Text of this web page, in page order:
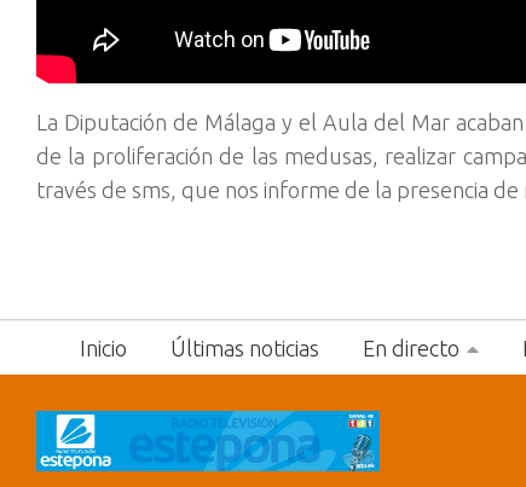
La Diputación de Málaga y el Aula del Mar
de la proliferación de las medusas, realizar
través de sms, que nos informe de la presencia
Inicio Últimas noticias En directo